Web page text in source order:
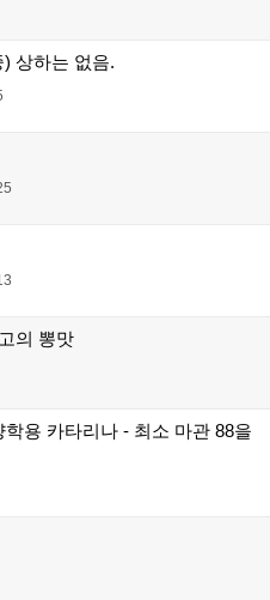
상하는 없음.
의 뽕맛
용 카타리나 - 최소 마관 88을